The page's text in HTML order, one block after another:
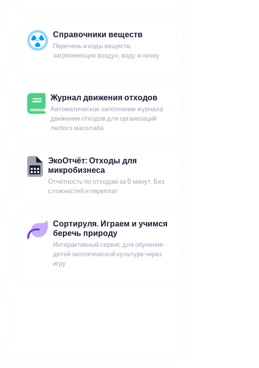
Справочники веществ
Перечень и коды веществ,
загрязняющих воздух, воду и почву
Журнал движения отходов
Автоматическое заполнение журнала
движения отходов для организаций
любого масштаба
ЭкоОтчёт: Отходы для
микробизнеса
Отчётность по отходам за 5 минут. Без
сложностей и переплат
Сортируля. Играем и учимся
беречь природу
Интерактивный сервис для обучения
детей экологической культуре через
игру